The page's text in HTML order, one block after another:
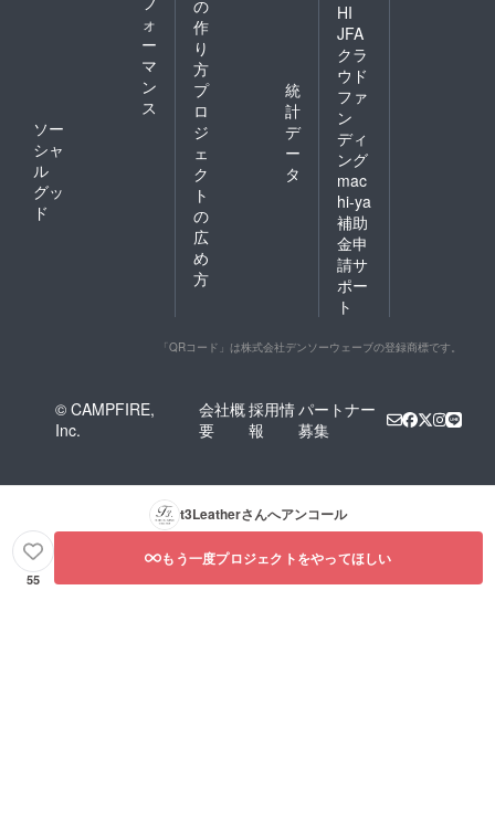
ォ
ー
マ
ン
ス
ソー
シャ
ル
グッ
ド
の
作
り
方
プ
ロ
ジ
ェ
ク
ト
の
広
め
方
統
計
デ
ー
タ
HI
JFA
クラ
ウド
ファ
ン
ディ
ング
mac
hi-ya
補助
金申
請サ
ポー
ト
「QRコード」は株式会社デンソーウェーブの登録商標です。
© CAMPFIRE,
Inc.
会社概
要
採用情
報
パートナー
募集
t3Leatherさんへアンコール
55
もう一度プロジェクトをやってほしい